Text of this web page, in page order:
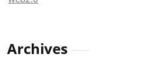
Archives